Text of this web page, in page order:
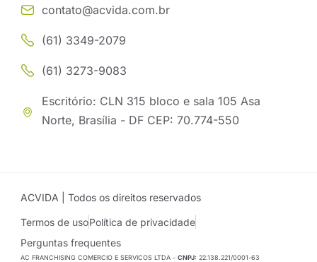
contato@acvida.com.br
(61) 3349-2079
(61) 3273-9083
Escritório: CLN 315 bloco e sala 105 Asa
Norte, Brasília - DF CEP: 70.774-550
ACVIDA | Todos os direitos reservados
Termos de usoPolítica de privacidade
Perguntas frequentes
AC FRANCHISING COMERCIO E SERVICOS LTDA - CNPJ: 22.138.221/0001-63